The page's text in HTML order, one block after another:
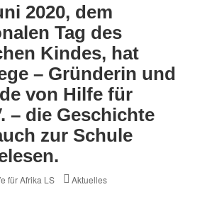
2020, dem
Tag des
Kindes, hat
– Gründerin und
von Hilfe für
– die Geschichte
zur Schule
für Afrika LS Categories
Aktuelles